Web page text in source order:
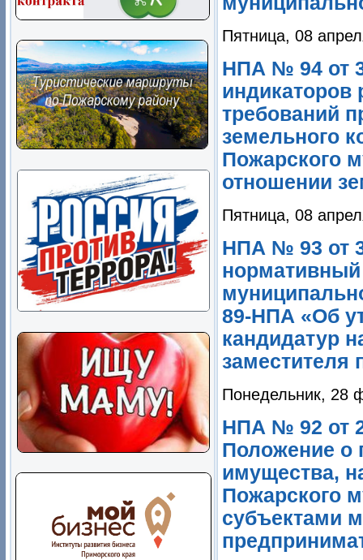
Пятница, 08
НПА № 94 от
индикаторов
требований
земельного
Пожарского
отношении
Пятница, 08
НПА № 93 от
89-НПА «Об
кандидатур
заместителя
Понедельник, 28
НПА № 92 от
Положение о
имущества,
Пожарского
субъектами